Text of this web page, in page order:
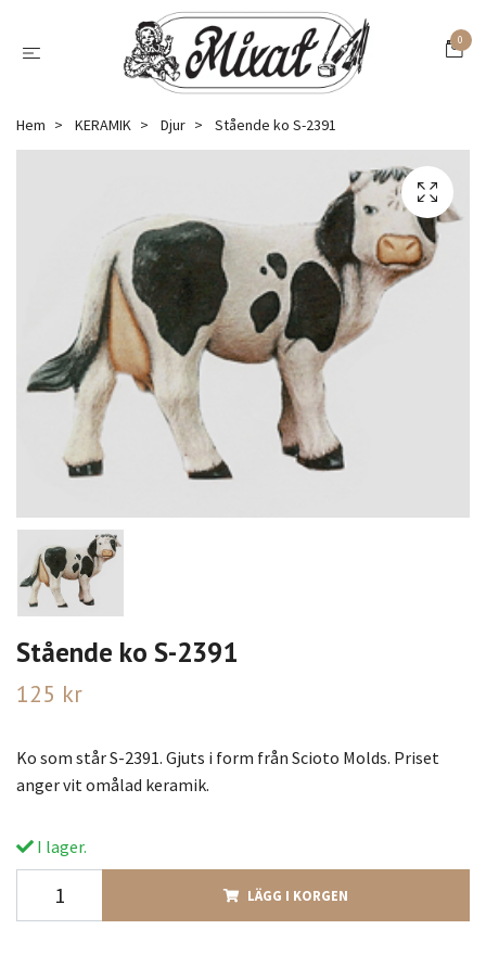
0
Hem KERAMIK Djur Stående ko S-2391
Stående ko S-2391
125 kr
Ko som står S-2391. Gjuts i form från Scioto Molds. Priset
anger vit omålad keramik.
I lager.
LÄGG I KORGEN